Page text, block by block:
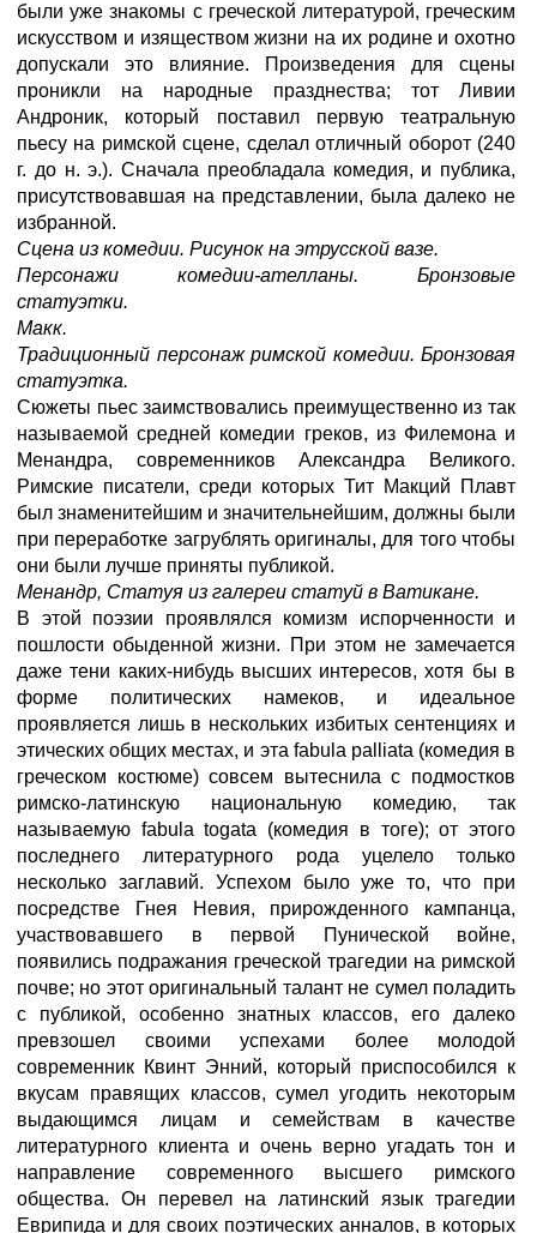
были уже знакомы с греческой литературой, греческим
искусством и изяществом жизни на их родине и охотно
допускали это влияние. Произведения для сцены
проникли на народные празднества; тот Ливии
Андроник, который поставил первую театральную
пьесу на римской сцене, сделал отличный оборот (240
г. до н. э.). Сначала преобладала комедия, и публика,
присутствовавшая на представлении, была далеко не
избранной.
Сцена из комедии. Рисунок на этрусской вазе.
Персонажи комедии-ателланы. Бронзовые
статуэтки.
Макк.
Традиционный персонаж римской комедии. Бронзовая
статуэтка.
Сюжеты пьес заимствовались преимущественно из так
называемой средней комедии греков, из Филемона и
Менандра, современников Александра Великого.
Римские писатели, среди которых Тит Макций Плавт
был знаменитейшим и значительнейшим, должны были
при переработке загрублять оригиналы, для того чтобы
они были лучше приняты публикой.
Менандр, Статуя из галереи статуй в Ватикане.
В этой поэзии проявлялся комизм испорченности и
пошлости обыденной жизни. При этом не замечается
даже тени каких-нибудь высших интересов, хотя бы в
форме политических намеков, и идеальное
проявляется лишь в нескольких избитых сентенциях и
этических общих местах, и эта fabula palliata (комедия в
греческом костюме) совсем вытеснила с подмостков
римско-латинскую национальную комедию, так
называемую fabula togata (комедия в тоге); от этого
последнего литературного рода уцелело только
несколько заглавий. Успехом было уже то, что при
посредстве Гнея Невия, прирожденного кампанца,
участвовавшего в первой Пунической войне,
появились подражания греческой трагедии на римской
почве; но этот оригинальный талант не сумел поладить
с публикой, особенно знатных классов, его далеко
превзошел своими успехами более молодой
современник Квинт Энний, который приспособился к
вкусам правящих классов, сумел угодить некоторым
выдающимся лицам и семействам в качестве
литературного клиента и очень верно угадать тон и
направление современного высшего римского
общества. Он перевел на латинский язык трагедии
Еврипида и для своих поэтических анналов, в которых